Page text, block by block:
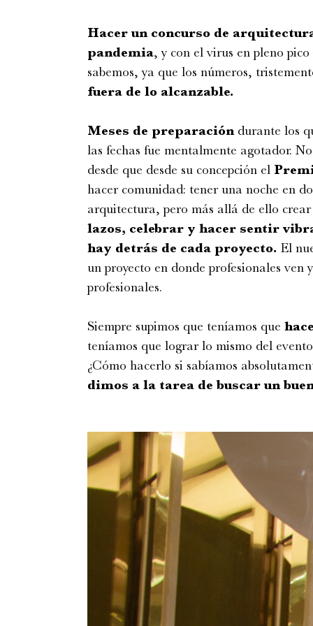
Hacer un concurso de
pandemia, y con el virus en pleno
sabemos, ya que los números,
fuera de lo alcanzable.
Meses de preparacióndurante los
las fechas fue mentalmente agotador.
desde que desde su concepción el
hacer comunidad: tener una noche en
arquitectura, pero más allá de ello
lazos, celebrar y hacer sentir
hay detrás de cada proyecto. El
un proyecto en donde profesionales ven
profesionales.
Siempre supimos que teníamos que
teníamos que lograr lo mismo del
¿Cómo hacerlo si sabíamos
dimos a la tarea de buscar un